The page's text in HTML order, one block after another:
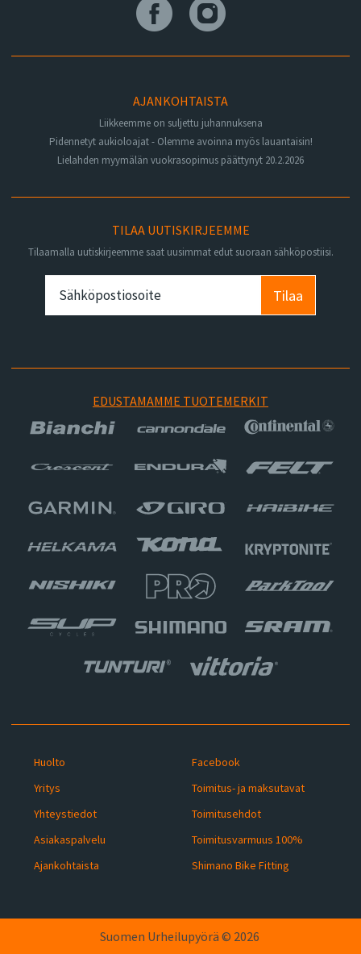
AJANKOHTAISTA
Liikkeemme on suljettu juhannuksena
Pidennetyt aukioloajat - Olemme avoinna myös lauantaisin!
Lielahden myymälän vuokrasopimus päättynyt 20.2.2026
TILAA UUTISKIRJEEMME
Tilaamalla uutiskirjeemme saat uusimmat edut suoraan sähköpostiisi.
Tilaa
EDUSTAMAMME TUOTEMERKIT
Huolto
Yritys
Yhteystiedot
Asiakaspalvelu
Ajankohtaista
Facebook
Toimitus- ja maksutavat
Toimitusehdot
Toimitusvarmuus 100%
Shimano Bike Fitting